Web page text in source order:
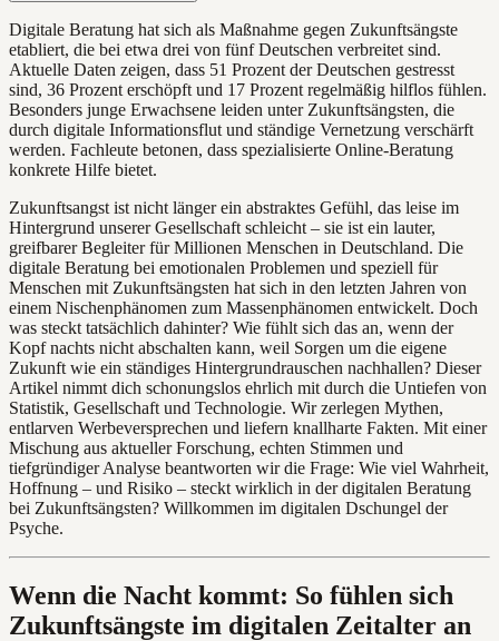
Digitale Beratung hat sich als Maßnahme gegen Zukunftsängste
etabliert, die bei etwa drei von fünf Deutschen verbreitet sind.
Aktuelle Daten zeigen, dass 51 Prozent der Deutschen gestresst
sind, 36 Prozent erschöpft und 17 Prozent regelmäßig hilflos fühlen.
Besonders junge Erwachsene leiden unter Zukunftsängsten, die
durch digitale Informationsflut und ständige Vernetzung verschärft
werden. Fachleute betonen, dass spezialisierte Online-Beratung
konkrete Hilfe bietet.
Zukunftsangst ist nicht länger ein abstraktes Gefühl, das leise im
Hintergrund unserer Gesellschaft schleicht – sie ist ein lauter,
greifbarer Begleiter für Millionen Menschen in Deutschland. Die
digitale Beratung bei emotionalen Problemen und speziell für
Menschen mit Zukunftsängsten hat sich in den letzten Jahren von
einem Nischenphänomen zum Massenphänomen entwickelt. Doch
was steckt tatsächlich dahinter? Wie fühlt sich das an, wenn der
Kopf nachts nicht abschalten kann, weil Sorgen um die eigene
Zukunft wie ein ständiges Hintergrundrauschen nachhallen? Dieser
Artikel nimmt dich schonungslos ehrlich mit durch die Untiefen von
Statistik, Gesellschaft und Technologie. Wir zerlegen Mythen,
entlarven Werbeversprechen und liefern knallharte Fakten. Mit einer
Mischung aus aktueller Forschung, echten Stimmen und
tiefgründiger Analyse beantworten wir die Frage: Wie viel Wahrheit,
Hoffnung – und Risiko – steckt wirklich in der digitalen Beratung
bei Zukunftsängsten? Willkommen im digitalen Dschungel der
Psyche.
Wenn die Nacht kommt: So fühlen sich
Zukunftsängste im digitalen Zeitalter an